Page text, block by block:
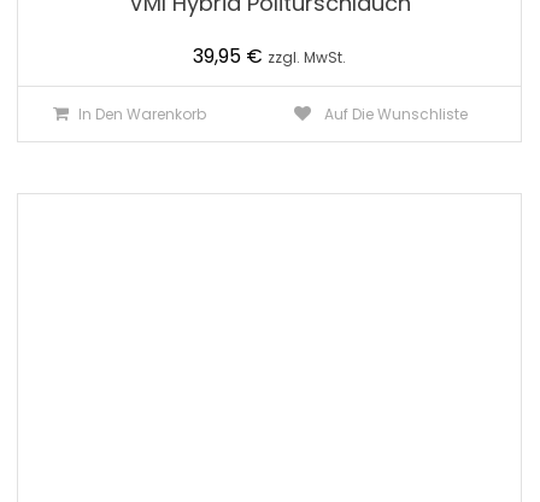
39,95 € zzgl. MwSt.
In Den Warenkorb Auf Die Wunschliste